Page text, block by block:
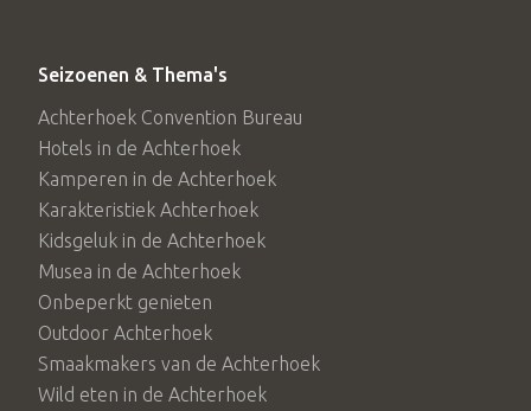
Seizoenen & Thema's
Achterhoek Convention Bureau
Hotels in de Achterhoek
Kamperen in de Achterhoek
Karakteristiek Achterhoek
Kidsgeluk in de Achterhoek
Musea in de Achterhoek
Onbeperkt genieten
Outdoor Achterhoek
Smaakmakers van de Achterhoek
Wild eten in de Achterhoek